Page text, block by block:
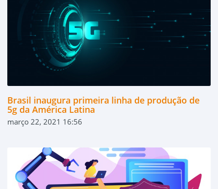
Brasil inaugura primeira linha de produção de
5g da América Latina
março 22, 2021 16:56